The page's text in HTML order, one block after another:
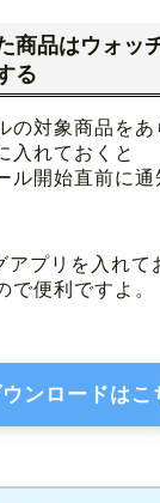
商品はウォッ
る
の対象商品をあ
入れておくと
ル開始直前に通
プリを入れて
で便利ですよ。
ンロードはこ